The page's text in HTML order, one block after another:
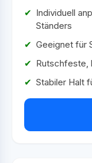
Individuell
Ständers
Geeignet für
Rutschfeste,
Stabiler Halt